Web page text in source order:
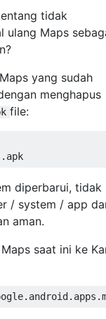
tidak
ulang Maps
yang sudah
menghapus
file:
diperbarui, tidak
/ system / app
aman.
saat ini ke